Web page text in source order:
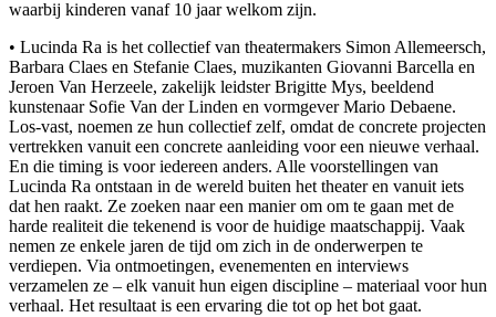
waarbij kinderen vanaf 10 jaar welkom zijn.
• Lucinda Ra is het collectief van theatermakers Simon Allemeersch,
Barbara Claes en Stefanie Claes, muzikanten Giovanni Barcella en
Jeroen Van Herzeele, zakelijk leidster Brigitte Mys, beeldend
kunstenaar Sofie Van der Linden en vormgever Mario Debaene.
Los-vast, noemen ze hun collectief zelf, omdat de concrete projecten
vertrekken vanuit een concrete aanleiding voor een nieuwe verhaal.
En die timing is voor iedereen anders. Alle voorstellingen van
Lucinda Ra ontstaan in de wereld buiten het theater en vanuit iets
dat hen raakt. Ze zoeken naar een manier om om te gaan met de
harde realiteit die tekenend is voor de huidige maatschappij. Vaak
nemen ze enkele jaren de tijd om zich in de onderwerpen te
verdiepen. Via ontmoetingen, evenementen en interviews
verzamelen ze – elk vanuit hun eigen discipline – materiaal voor hun
verhaal. Het resultaat is een ervaring die tot op het bot gaat.